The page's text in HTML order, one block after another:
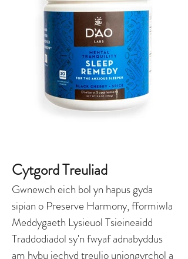
Cytgord Treuliad
Gwnewch eich bol yn hapus gyda
sipian o Preserve Harmony, fformiwla
Meddygaeth Lysieuol Tsieineaidd
Traddodiadol sy'n fwyaf adnabyddus
am hybu iechyd treulio uniongyrchol a